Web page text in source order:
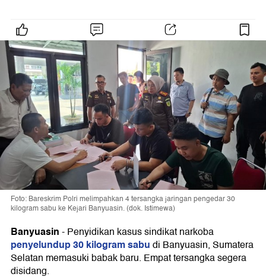
Foto: Bareskrim Polri melimpahkan 4 tersangka jaringan pengedar 30
kilogram sabu ke Kejari Banyuasin. (dok. Istimewa)
Banyuasin-Penyidikan kasus sindikat narkoba
penyelundup 30 kilogram sabudi Banyuasin, Sumatera
Selatan memasuki babak baru. Empat tersangka segera
disidang.